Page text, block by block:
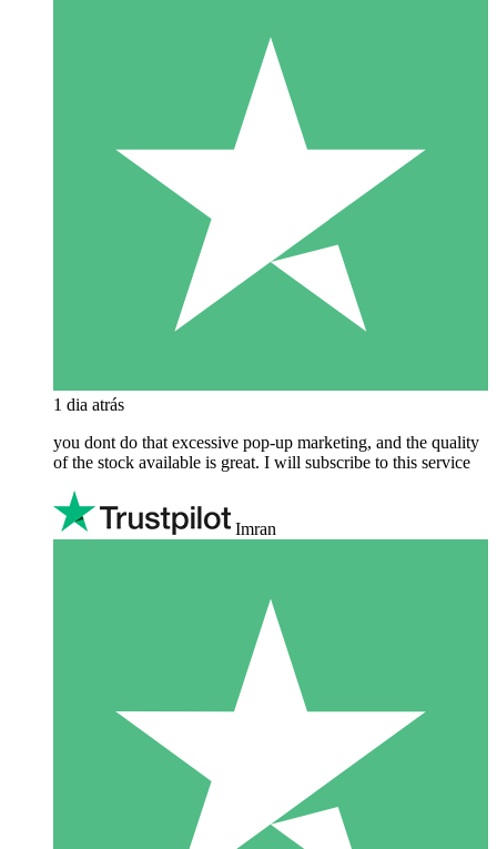
1 dia atrás
you dont do that excessive pop-up marketing, and the quality
of the stock available is great. I will subscribe to this service
Imran